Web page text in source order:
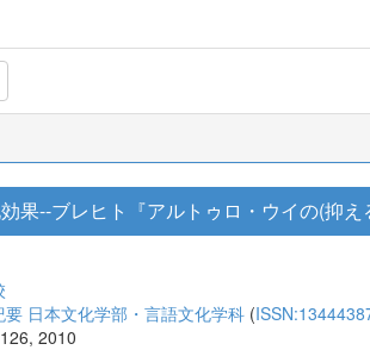
果--ブレヒト『アルトゥロ・ウイの(抑え
要 日本文化学部・言語文化学科 (
2010